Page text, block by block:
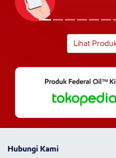
Lihat
Hubungi Kami